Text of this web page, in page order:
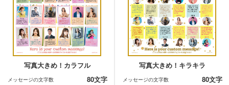
写真大きめ！カラフル
メッセージの文字数 80文字
写真大きめ！キラキラ
メッセージの文字数 80文字